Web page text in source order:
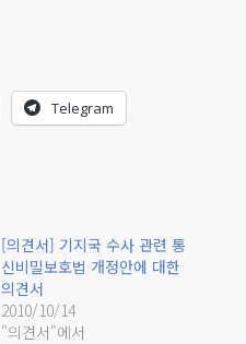
Telegram
[의견서] 기지국 수사 관련 통
신비밀보호법 개정안에 대한
의견서
2010/10/14
"의견서"에서